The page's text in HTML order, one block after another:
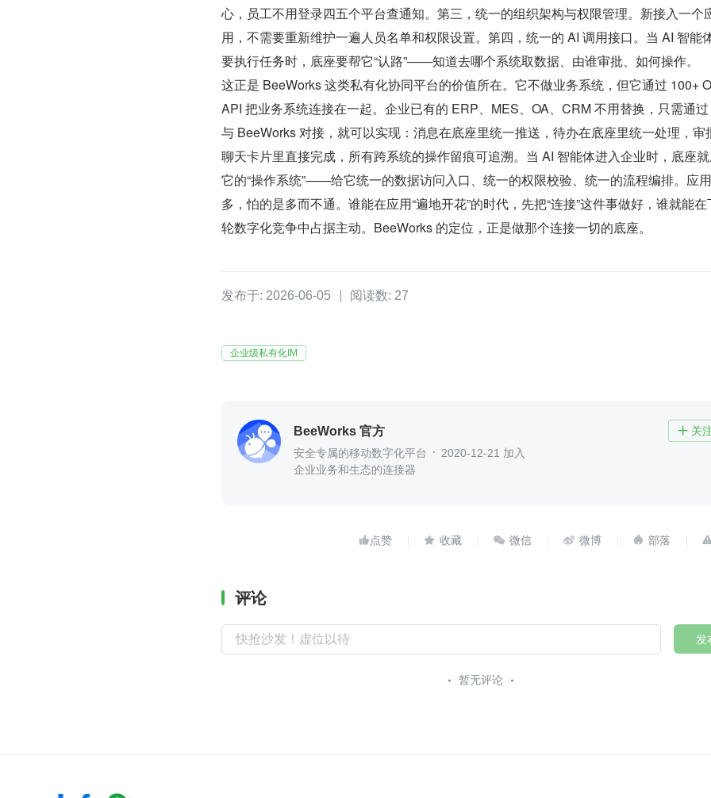
心，员工不用登录四五个平台查通知。第三，统一的组织架构与权限管理。新接入一个
用，不需要重新维护一遍人员名单和权限设置。第四，统一的 AI 调用接口。当 AI 智能
要执行任务时，底座要帮它“认路”——知道去哪个系统取数据、由谁审批、如何操作。
这正是 BeeWorks 这类私有化协同平台的价值所在。它不做业务系统，但它通过 100+
API 把业务系统连接在一起。企业已有的 ERP、MES、OA、CRM 不用替换，只需通
与 BeeWorks 对接，就可以实现：消息在底座里统一推送，待办在底座里统一处理，审
聊天卡片里直接完成，所有跨系统的操作留痕可追溯。当 AI 智能体进入企业时，底座
它的“操作系统”——给它统一的数据访问入口、统一的权限校验、统一的流程编排。应
多，怕的是多而不通。谁能在应用“遍地开花”的时代，先把“连接”这件事做好，谁就能
轮数字化竞争中占据主动。BeeWorks 的定位，正是做那个连接一切的底座。
发布于: 2026-06-05 阅读数: 27
企业级私有化IM
BeeWorks 官方  关
安全专属的移动数字化平台
2020-12-21 加入
企业业务和生态的连接器
    
评论
发
暂无评论